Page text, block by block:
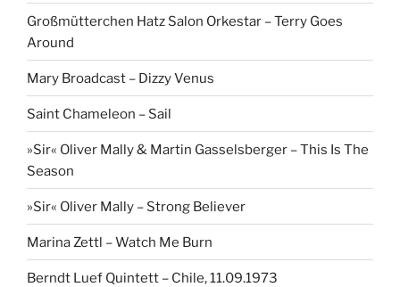
Großmütterchen Hatz Salon Orkestar – Terry Goes
Around
Mary Broadcast – Dizzy Venus
Saint Chameleon – Sail
»Sir« Oliver Mally & Martin Gasselsberger – This Is The
Season
»Sir« Oliver Mally – Strong Believer
Marina Zettl – Watch Me Burn
Berndt Luef Quintett – Chile, 11.09.1973